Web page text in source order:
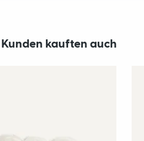
kauften auch